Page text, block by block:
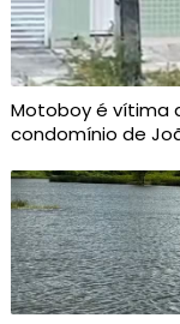
Motoboy é vítima
condomínio de